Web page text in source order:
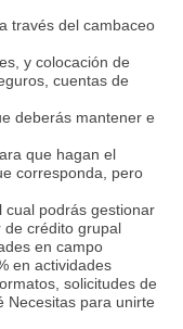
través del cambaceo
y colocación de
cuentas de
deberás mantener e
que hagan el
corresponda, pero
cual podrás gestionar
de crédito grupal
en campo
en actividades
solicitudes de
Necesitas para unirte